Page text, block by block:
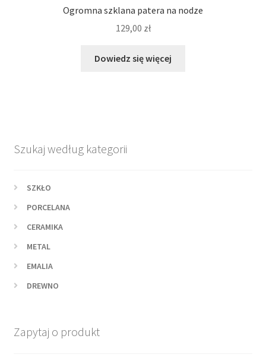
Ogromna szklana patera na nodze
129,00 zł
Dowiedz się więcej
Szukaj według kategorii
SZKŁO
PORCELANA
CERAMIKA
METAL
EMALIA
DREWNO
Zapytaj o produkt